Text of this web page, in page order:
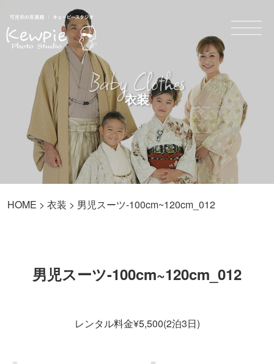
Baby Clothes
衣装
HOME > 衣装 > 男児スーツ-100cm~120cm_012
男児スーツ-100cm~120cm_012
レンタル料金¥5,500(2泊3日)